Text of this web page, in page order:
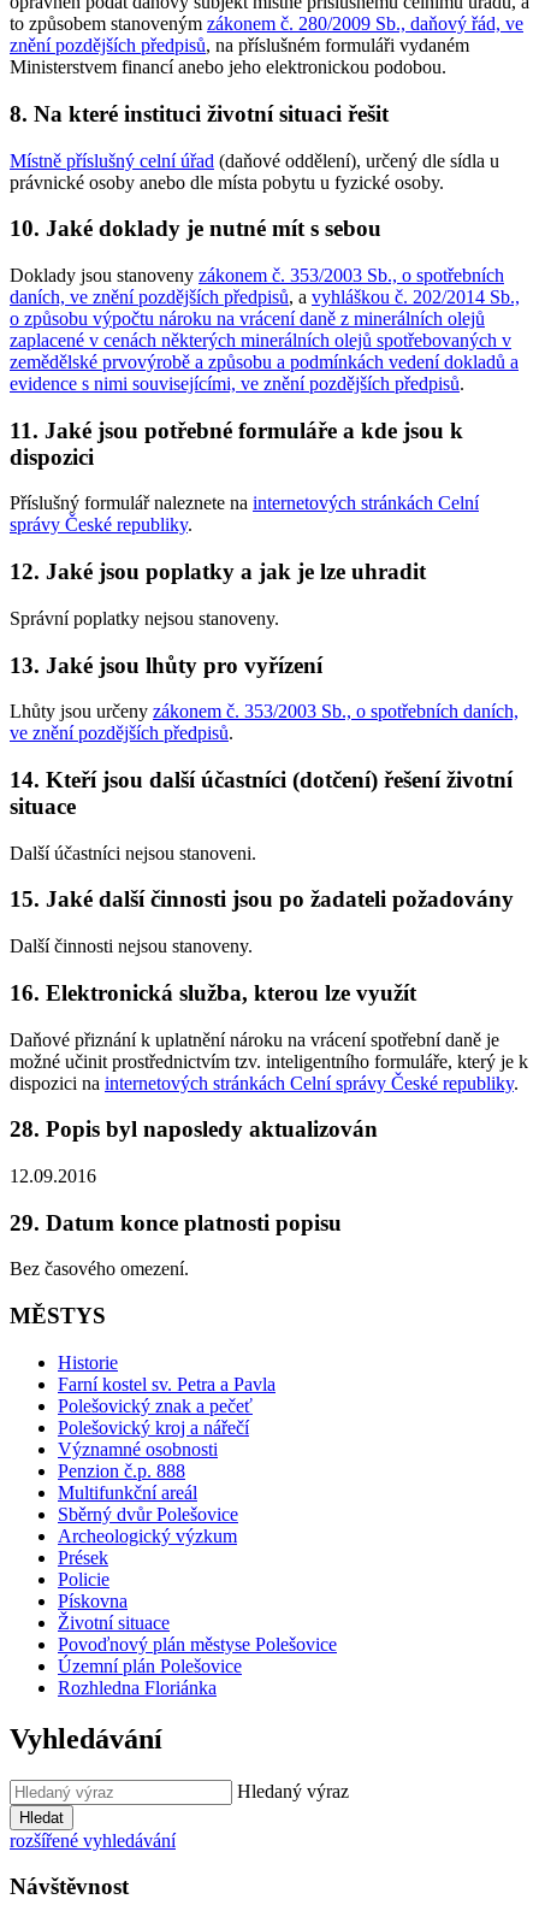
to způsobem stanoveným zákonem č. 280/2009 Sb., daňový řád, ve
znění pozdějších předpisů, na příslušném formuláři vydaném
Ministerstvem financí anebo jeho elektronickou podobou.
8. Na které instituci životní situaci řešit
Místně příslušný celní úřad (daňové oddělení), určený dle sídla u
právnické osoby anebo dle místa pobytu u fyzické osoby.
10. Jaké doklady je nutné mít s sebou
Doklady jsou stanoveny zákonem č. 353/2003 Sb., o spotřebních
daních, ve znění pozdějších předpisů, a vyhláškou č. 202/2014 Sb.,
o způsobu výpočtu nároku na vrácení daně z minerálních olejů
zaplacené v cenách některých minerálních olejů spotřebovaných v
zemědělské prvovýrobě a způsobu a podmínkách vedení dokladů a
evidence s nimi souvisejícími, ve znění pozdějších předpisů.
11. Jaké jsou potřebné formuláře a kde jsou k
dispozici
Příslušný formulář naleznete na internetových stránkách Celní
správy České republiky.
12. Jaké jsou poplatky a jak je lze uhradit
Správní poplatky nejsou stanoveny.
13. Jaké jsou lhůty pro vyřízení
Lhůty jsou určeny zákonem č. 353/2003 Sb., o spotřebních daních,
ve znění pozdějších předpisů.
14. Kteří jsou další účastníci (dotčení) řešení životní
situace
Další účastníci nejsou stanoveni.
15. Jaké další činnosti jsou po žadateli požadovány
Další činnosti nejsou stanoveny.
16. Elektronická služba, kterou lze využít
Daňové přiznání k uplatnění nároku na vrácení spotřební daně je
možné učinit prostřednictvím tzv. inteligentního formuláře, který je k
dispozici na internetových stránkách Celní správy České republiky.
28. Popis byl naposledy aktualizován
12.09.2016
29. Datum konce platnosti popisu
Bez časového omezení.
MĚSTYS
Historie
Farní kostel sv. Petra a Pavla
Polešovický znak a pečeť
Polešovický kroj a nářečí
Významné osobnosti
Penzion č.p. 888
Multifunkční areál
Sběrný dvůr Polešovice
Archeologický výzkum
Prések
Policie
Pískovna
Životní situace
Povoďnový plán městyse Polešovice
Územní plán Polešovice
Rozhledna Floriánka
Vyhledávání
Hledaný výraz
Hledat
rozšířené vyhledávání
Návštěvnost